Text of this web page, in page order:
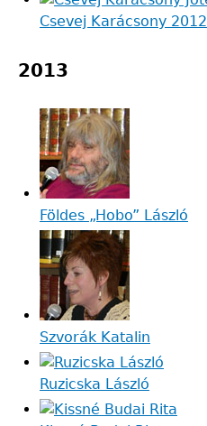
Csevej Karácsony 2012
2013
Földes „Hobo” László
Szvorák Katalin
Ruzicska László